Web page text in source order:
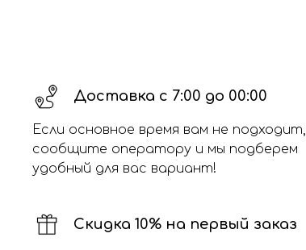
Доставка с 7:00 до 00:00
Если основное время вам не подходит,
сообщите оператору и мы подберем
удобный для вас вариант!
Скидка 10% на первый заказ